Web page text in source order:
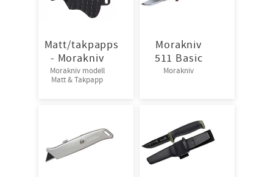
Matt/takpapps
- Morakniv
Morakniv modell
Matt & Takpapp
Morakniv
511 Basic
Morakniv